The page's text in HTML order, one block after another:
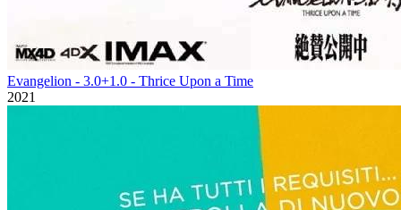
Evangelion - 3.0+1.0 - Thrice Upon a Time
2021